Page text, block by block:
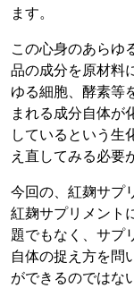
ます。
この心身のあらゆ
品の成分を原材料
ゆる細胞、酵素等
まれる成分自体が
しているという生
え直してみる必要
今回の、紅麹サプ
紅麹サプリメント
題でもなく、サプ
自体の捉え方を問
ができるのではな